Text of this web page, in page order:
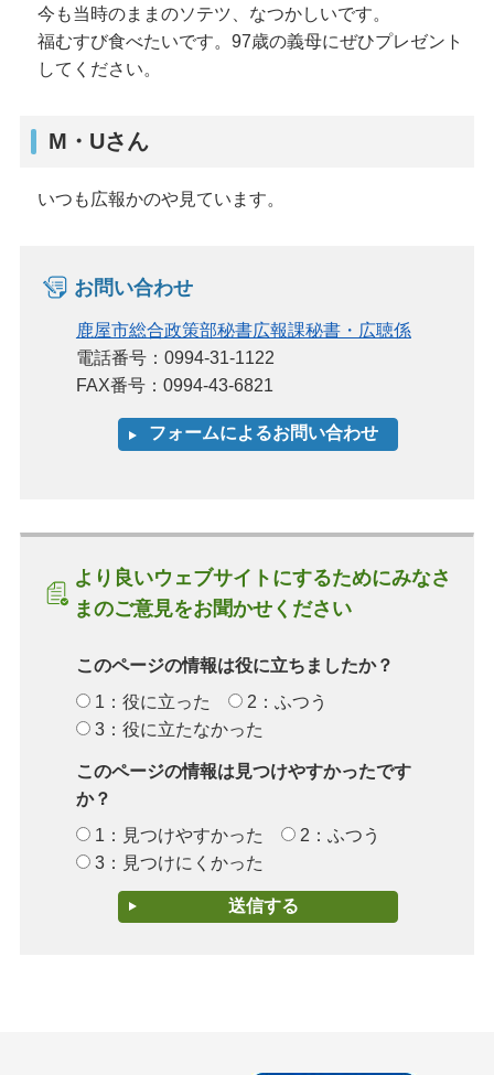
今も当時のままのソテツ、なつかしいです。
福むすび食べたいです。97歳の義母にぜひプレゼント
してください。
M・Uさん
いつも広報かのや見ています。
お問い合わせ
鹿屋市総合政策部秘書広報課秘書・広聴係
電話番号：0994-31-1122
FAX番号：0994-43-6821
より良いウェブサイトにするためにみなさ
まのご意見をお聞かせください
このページの情報は役に立ちましたか？
1：役に立った
2：ふつう
3：役に立たなかった
このページの情報は見つけやすかったです
か？
1：見つけやすかった
2：ふつう
3：見つけにくかった